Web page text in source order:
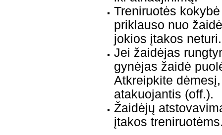
Treniruotės
priklauso nuo
jokios įtakos neturi.
Jei žaidėjas
gynėjas žaidė
Atkreipkite
atakuojantis (off.).
Žaidėjų
įtakos